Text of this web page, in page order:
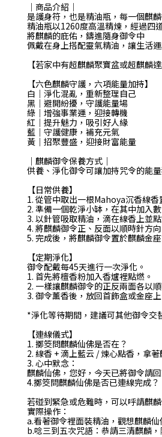
｜商品介紹｜
是護身符，也是精油瓶，每一個麒
精油瓶以1260度高溫精煉，經過四
將麒麟的庇佑，鑄進隨身御令中
佩戴在身上搭配靈氣精油，讓生活
【若家中有超麒麟聚寶盆或超麒麟
【六色麒麟守護， 六項能量加持】
白｜淨化混亂，重新整理自己
黑｜避開紛擾，守護能量場
綠｜增強事業運，迎接轉機
紅｜提升魅力，吸引好人緣
藍｜守護健康，補充元氣
黃｜招聚豐盛，迎接財富能量
｜麒麟御令保養方式｜
供養、淨化御令可讓加持咒令的能
【日常供養】
1. 從管中取出一根Mahoya沉香線香
2. 準備一個乾淨小缽，在其中加入
3. 以針管吸取精油，滴在線香上並點
4. 將麒麟御令正、反面以順時針方
5. 完成後，將麒麟御令置於麒麟金
【定期淨化】
御令配戴每45天進行一次淨化。
1. 首先將檀香粉加入香爐裡點燃。
2. 一樣讓麒麟御令的正反兩面各以
3. 御令薰香後，放回首飾盒或金座
*淨化等待期間，建議可其他御令交
【連線儀式】
1. 擲筊問麒麟仙佛是否在？
2. 線香 + 滴上藍云 / 煉心點香，拿
3. 心中默念：
麒麟仙佛，您好，今天已將御令請
4.擲筊問麒麟仙佛是否已連線完成？
若碰到緊急或危難時，可以呼請麒
實際操作：
a.看著御令裡面裝精油，觀想麒麟仙
b.唸三到五次咒語：恭請三清麒麟